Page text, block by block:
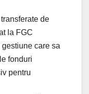
de
la FGC
care sa
fonduri
pentru